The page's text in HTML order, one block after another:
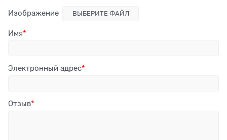
Изображение ВЫБЕРИТЕ ФАЙЛ
Имя
Электронный адрес
Отзыв